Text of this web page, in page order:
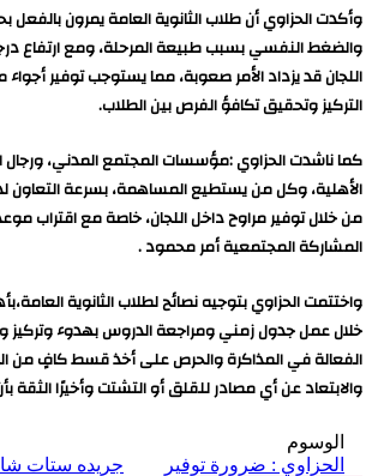
وأكدت الحزاوي أن طلاب الثانوية العامة يمرون بالفعل
والضغط النفسي بسبب طبيعة المرحلة، ومع ارتفاع
اللجان قد يزداد الأمر صعوبة، مما يستوجب توفير
التركيز وتحقيق تكافؤ الفرص بين الطلاب.
كما ناشدت الحزاوي :مؤسسات المجتمع المدني، ورجال
الأهلية، وكل من يستطيع المساهمة، بسرعة التعاون
من خلال توفير مراوح داخل اللجان، خاصة مع اقتراب
المشاركة المجتمعية أمر محمود .
واختتمت الحزاوي بتوجيه نصائح لطلاب الثانوية
خلال عمل جدول زمني ومراجعة الدروس بهدوء وتركيز
الفعالة في المذاكرة والحرص على أخذ قسط كافٍ من
والابتعاد عن أي مصادر للقلق أو التشتت وأخيرًا
الوسوم
الحزاوي : ضرورة توفير
جريده ستات